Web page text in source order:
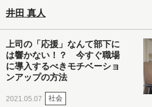
井田 真人
上司の「応援」なんて部下に
は響かない！？ 今すぐ職場
に導入するべきモチベーショ
ンアップの方法
2021.05.07 社会